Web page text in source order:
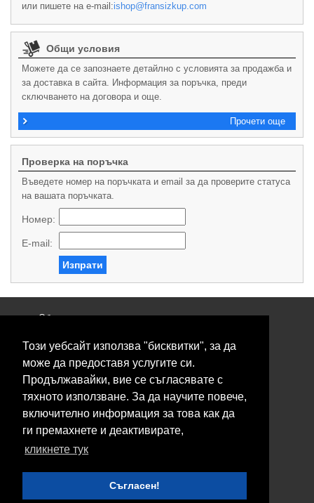
Този уебсайт използва "бисквитки", за да
може да предоставя услугите си.
Продължавайки, вие се съгласявате с
тяхното използване. За да научите повече,
включително информация за това как да
ги премахнете и деактивирате,
кликнете тук
Съгласен!
или пишете на e-mail:ishop@fransizkup.com
Общи условия
Можете да се запознаете детайлно с условията за продажба и
за доставка в сайта. Информация за поръчка, преди
сключването на договора и още.
Прочети още
Проверка на поръчка
Въведете номер на поръчката и email за да проверите статуса
на вашата поръчката.
Номер:
E-mail:
Изпрати
Общи условия
Свържете се с нас
Контакти
Нашите сервизи
Блог
© 2026 Fransizkup.bg всички права запазени
Изграждане и поддръжка от
Boby_fransizkup